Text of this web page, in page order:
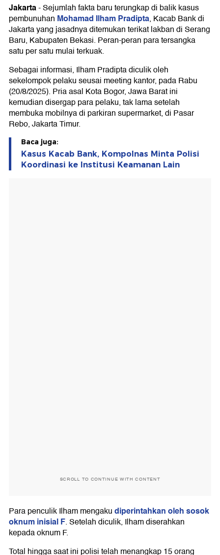
Jakarta-Sejumlah fakta baru terungkap di balik kasus
pembunuhan Mohamad Ilham Pradipta, Kacab Bank di
Jakarta yang jasadnya ditemukan terikat lakban di Serang
Baru, Kabupaten Bekasi. Peran-peran para tersangka
satu per satu mulai terkuak.
Sebagai informasi, Ilham Pradipta diculik oleh
sekelompok pelaku seusai meeting kantor, pada Rabu
(20/8/2025). Pria asal Kota Bogor, Jawa Barat ini
kemudian disergap para pelaku, tak lama setelah
membuka mobilnya di parkiran supermarket, di Pasar
Rebo, Jakarta Timur.
Baca juga:
Kasus Kacab Bank, Kompolnas Minta Polisi
Koordinasi ke Institusi Keamanan Lain
SCROLL TO CONTINUE WITH CONTENT
Para penculik Ilham mengakudiperintahkan oleh sosok
oknum inisial F. Setelah diculik, Ilham diserahkan
kepada oknum F.
Total hingga saat ini polisi telah menangkap 15 orang